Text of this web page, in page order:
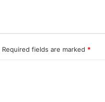
Required fields are marked *